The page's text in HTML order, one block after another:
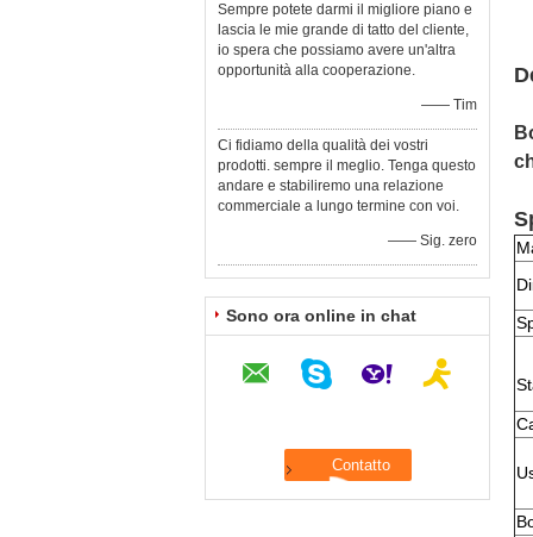
Sempre potete darmi il migliore piano e
lascia le mie grande di tatto del cliente,
io spera che possiamo avere un'altra
opportunità alla cooperazione.
—— Tim
Ci fidiamo della qualità dei vostri
prodotti. sempre il meglio. Tenga questo
andare e stabiliremo una relazione
commerciale a lungo termine con voi.
—— Sig. zero
Sono ora online in chat